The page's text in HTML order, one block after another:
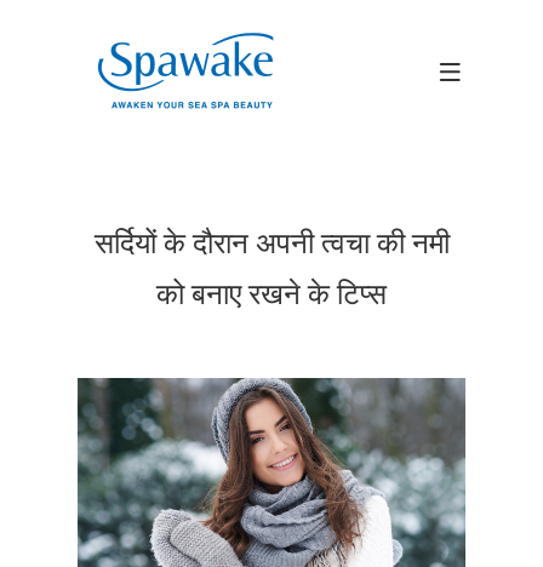
सर्दियों के दौरान अपनी त्वचा की नमी
को बनाए रखने के टिप्स